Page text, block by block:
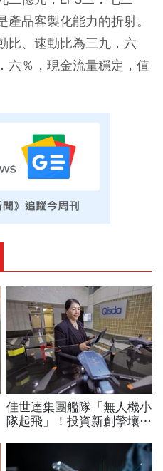
品客製化能力的折射。
比、速動比為三九．六
六％，現金流量穩定，值